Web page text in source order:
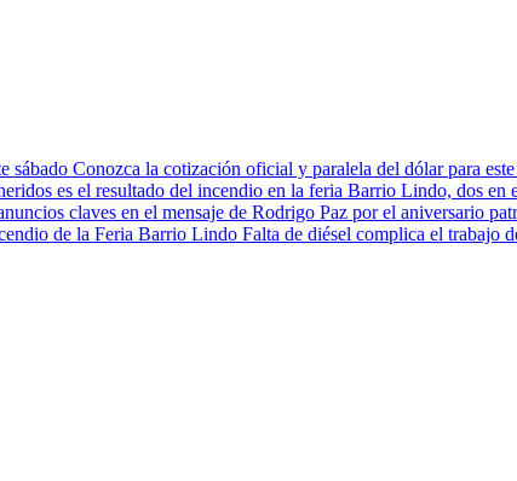
Conozca la cotización oficial y paralela del dólar para este
Falta de diésel complica el trabajo